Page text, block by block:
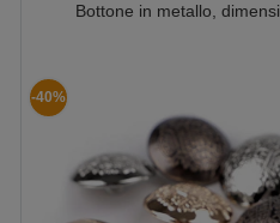
Bottone in metallo,
-40%